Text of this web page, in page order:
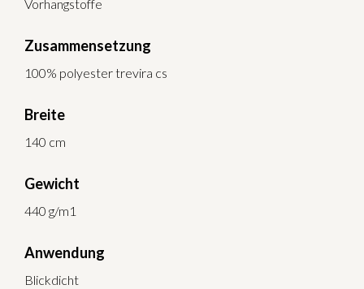
Vorhangstoffe
Zusammensetzung
100% polyester trevira cs
Breite
140 cm
Gewicht
440 g/m1
Anwendung
Blickdicht